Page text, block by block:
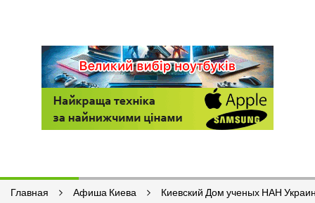
Главная Афиша Киева Киевский Дом ученых НАН